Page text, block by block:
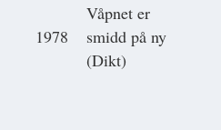
1978
Våpnet er
smidd på ny
(Dikt)